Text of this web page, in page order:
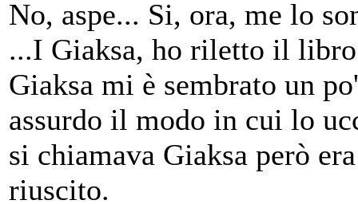
No, aspe... Si, ora, me lo
...I Giaksa, ho riletto il
Giaksa mi è sembrato un
assurdo il modo in cui lo
si chiamava Giaksa però
riuscito.